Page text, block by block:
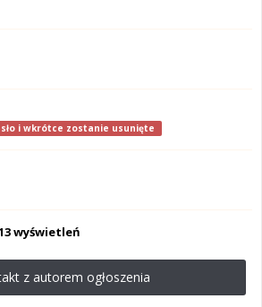
i wkrótce zostanie usunięte
wyświetleń
z autorem ogłoszenia